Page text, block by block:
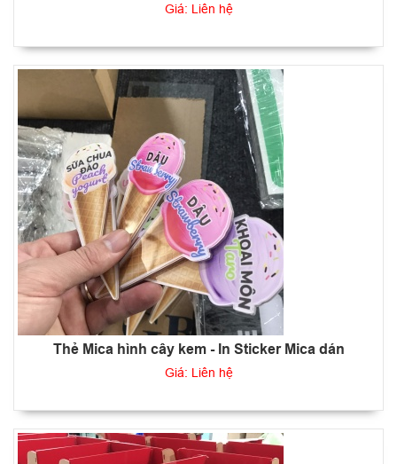
Giá: Liên hệ
Thẻ Mica hình cây kem - In Sticker Mica dán
Giá: Liên hệ